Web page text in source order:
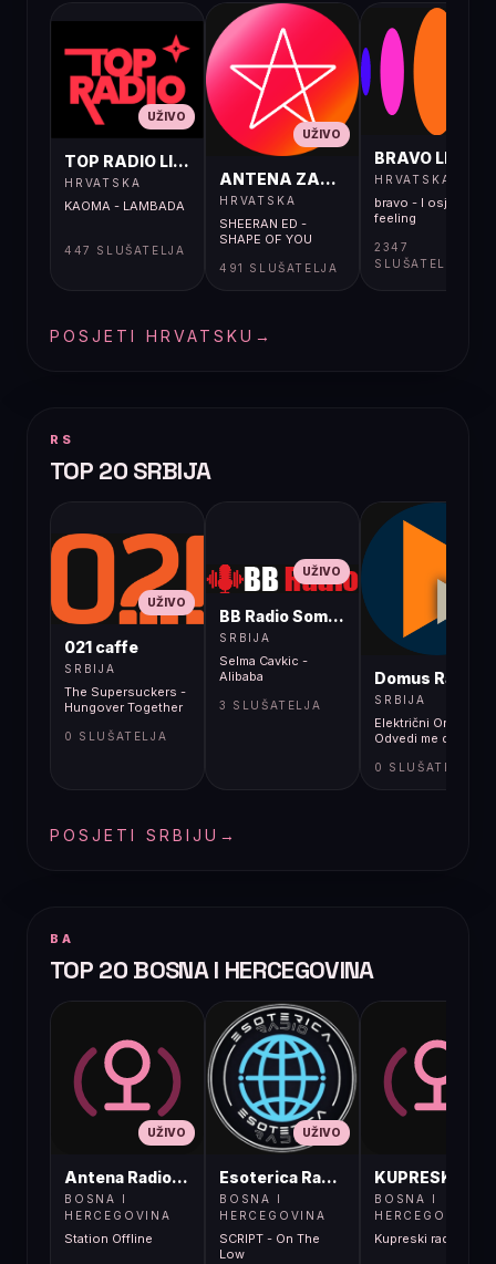
UŽIVO
TOP RADIO LIVE
HRVATSKA
KAOMA - LAMBADA
447 SLUŠATELJA
UŽIVO
ANTENA ZAGREB LIVE
HRVATSKA
SHEERAN ED -
SHAPE OF YOU
491 SLUŠATELJA
BRAVO LIVE
HRVATSKA
bravo - I osjećaj i
feeling
2347
SLUŠATELJA
POSJETI HRVATSKU →
RS
TOP 20 SRBIJA
UŽIVO
021 caffe
SRBIJA
The Supersuckers -
Hungover Together
0 SLUŠATELJA
UŽIVO
BB Radio Sombor
SRBIJA
Selma Cavkic -
Alibaba
3 SLUŠATELJA
Domus Radio
SRBIJA
Električni Orgazam -
Odvedi me do rupe
0 SLUŠATELJA
POSJETI SRBIJU →
BA
TOP 20 BOSNA I HERCEGOVINA
UŽIVO
Antena Radio, Jelah Tešanj
BOSNA I
HERCEGOVINA
Station Offline
UŽIVO
Esoterica Radio S1
BOSNA I
HERCEGOVINA
SCRIPT - On The
Low
BOSNA I
HERCEGOVINA
Kupreski radio